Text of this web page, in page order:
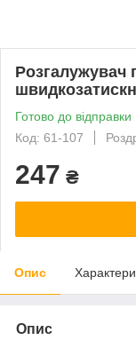
Розгалужувач
Готово до відправки
Код: 61-107
247 ₴
Опис
Опис